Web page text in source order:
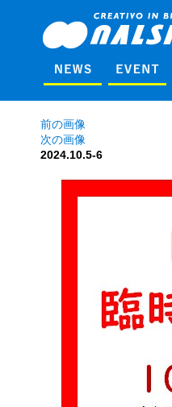
前の画像
次の画像
2024.10.5-6